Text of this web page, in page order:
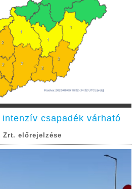
csapadék várható
Zrt. előrejelzése